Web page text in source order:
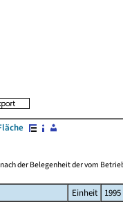
der Belegenheit der vom
Einheit 1995